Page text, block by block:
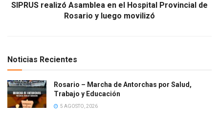
SIPRUS realizó Asamblea en el Hospital Provincial de
Rosario y luego movilizó
Noticias Recientes
Rosario – Marcha de Antorchas por Salud,
Trabajo y Educación
5 AGOSTO, 2026